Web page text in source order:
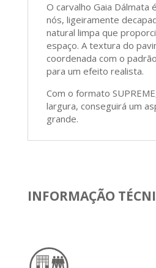
O carvalho Gaia Dálmata
nós, ligeiramente
natural limpa que
espaço. A textura do
coordenada com o
para um efeito realista.
Com o formato
largura, conseguirá um
grande.
INFORMAÇÃO